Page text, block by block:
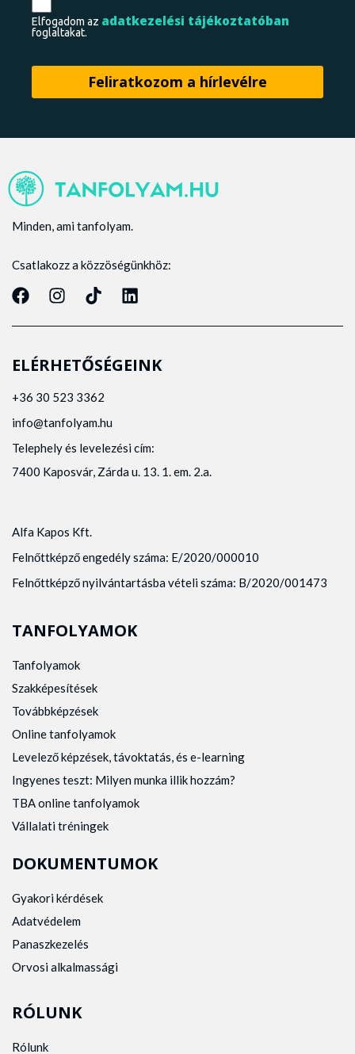
Elfogadom az adatkezelési tájékoztatóban
foglaltakat.
Minden, ami tanfolyam.
Csatlakozz a közzöségünkhöz:
ELÉRHETŐSÉGEINK
+36 30 523 3362
info@tanfolyam.hu
Telephely és levelezési cím:
7400 Kaposvár, Zárda u. 13. 1. em. 2.a.
Alfa Kapos Kft.
Felnőttképző engedély száma: E/2020/000010
Felnőttképző nyilvántartásba vételi száma: B/2020/001473
TANFOLYAMOK
Tanfolyamok
Szakképesítések
Továbbképzések
Online tanfolyamok
Levelező képzések, távoktatás, és e-learning
Ingyenes teszt: Milyen munka illik hozzám?
TBA online tanfolyamok
Vállalati tréningek
DOKUMENTUMOK
Gyakori kérdések
Adatvédelem
Panaszkezelés
Orvosi alkalmassági
RÓLUNK
Rólunk